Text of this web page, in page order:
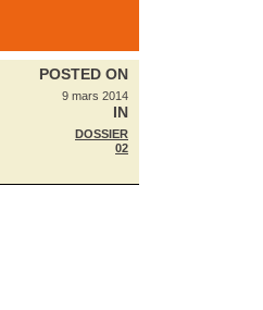
POSTED ON
9 mars 2014
IN
DOSSIER
02